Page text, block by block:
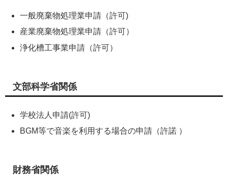
一般廃棄物処理業申請（許可)
産業廃棄物処理業申請（許可）
浄化槽工事業申請（許可）
文部科学省関係
学校法人申請(許可)
BGM等で音楽を利用する場合の申請（許諾 ）
財務省関係